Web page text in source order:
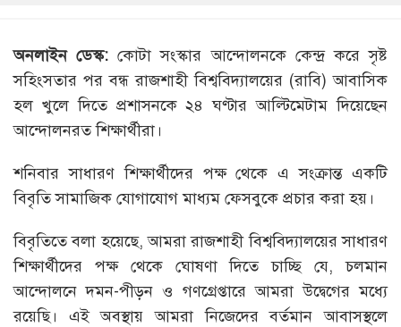
অনলাইন ডেস্ক:কোটা সংস্কার আন্দোলনকে কেন্দ্র করে সৃষ্ট
সহিংসতার পর বন্ধ রাজশাহী বিশ্ববিদ্যালয়ের (রাবি) আবাসিক
হল খুলে দিতে প্রশাসনকে ২৪ ঘণ্টার আল্টিমেটাম দিয়েছেন
আন্দোলনরত শিক্ষার্থীরা।
শনিবার সাধারণ শিক্ষার্থীদের পক্ষ থেকে এ সংক্রান্ত একটি
বিবৃতি সামাজিক যোগাযোগ মাধ্যম ফেসবুকে প্রচার করা হয়।
বিবৃতিতে বলা হয়েছে, আমরা রাজশাহী বিশ্ববিদ্যালয়ের সাধারণ
শিক্ষার্থীদের পক্ষ থেকে ঘোষণা দিতে চাচ্ছি যে, চলমান
আন্দোলনে দমন-পীড়ন ও গণগ্রেপ্তারে আমরা উদ্বেগের মধ্যে
রয়েছি। এই অবস্থায় আমরা নিজেদের বর্তমান আবাসস্থলে